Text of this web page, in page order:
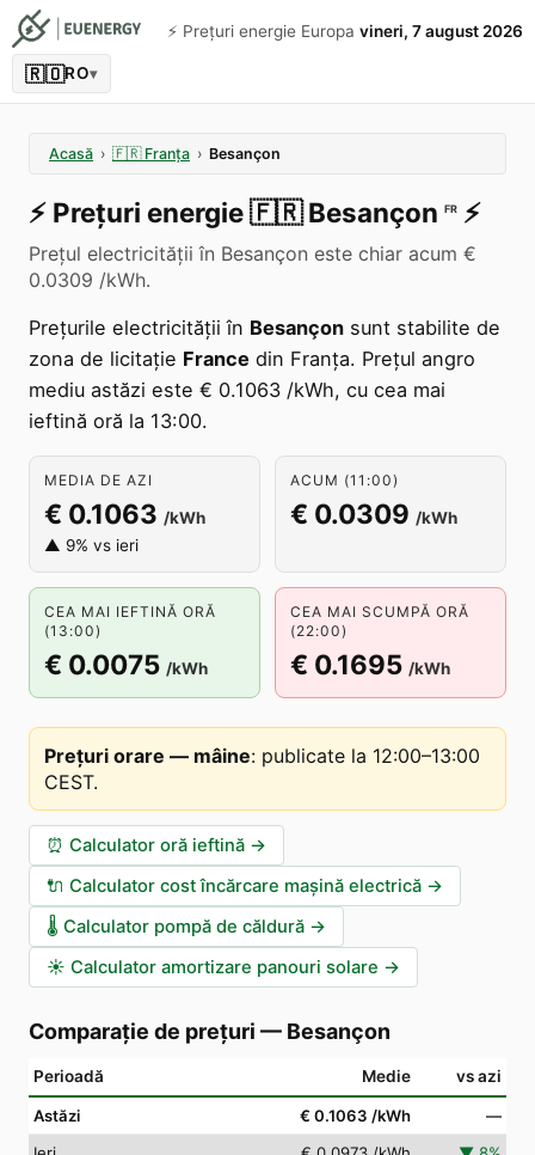
⚡️ Prețuri energie Europa vineri, 7 august 2026
🇷🇴RO▾
Acasă › 🇫🇷 Franța › Besançon
⚡️ Prețuri energie🇫🇷 Besançon FR ⚡️
Prețul electricității în Besançon este chiar acum €
0.0309 /kWh.
Prețurile electricității în Besançon sunt stabilite de
zona de licitație France din Franța. Prețul angro
mediu astăzi este € 0.1063 /kWh, cu cea mai
ieftină oră la 13:00.
MEDIA DE AZI
€ 0.1063 /kWh
▲ 9% vs ieri
ACUM (11:00)
€ 0.0309 /kWh
CEA MAI IEFTINĂ ORĂ
(13:00)
€ 0.0075 /kWh
CEA MAI SCUMPĂ ORĂ
(22:00)
€ 0.1695 /kWh
Prețuri orare — mâine: publicate la 12:00–13:00
CEST.
⏰ Calculator oră ieftină →
🔌 Calculator cost încărcare mașină electrică →
🌡️ Calculator pompă de căldură →
☀️ Calculator amortizare panouri solare →
Comparație de prețuri — Besançon
Perioadă Medie vs azi
Astăzi € 0.1063 /kWh
—